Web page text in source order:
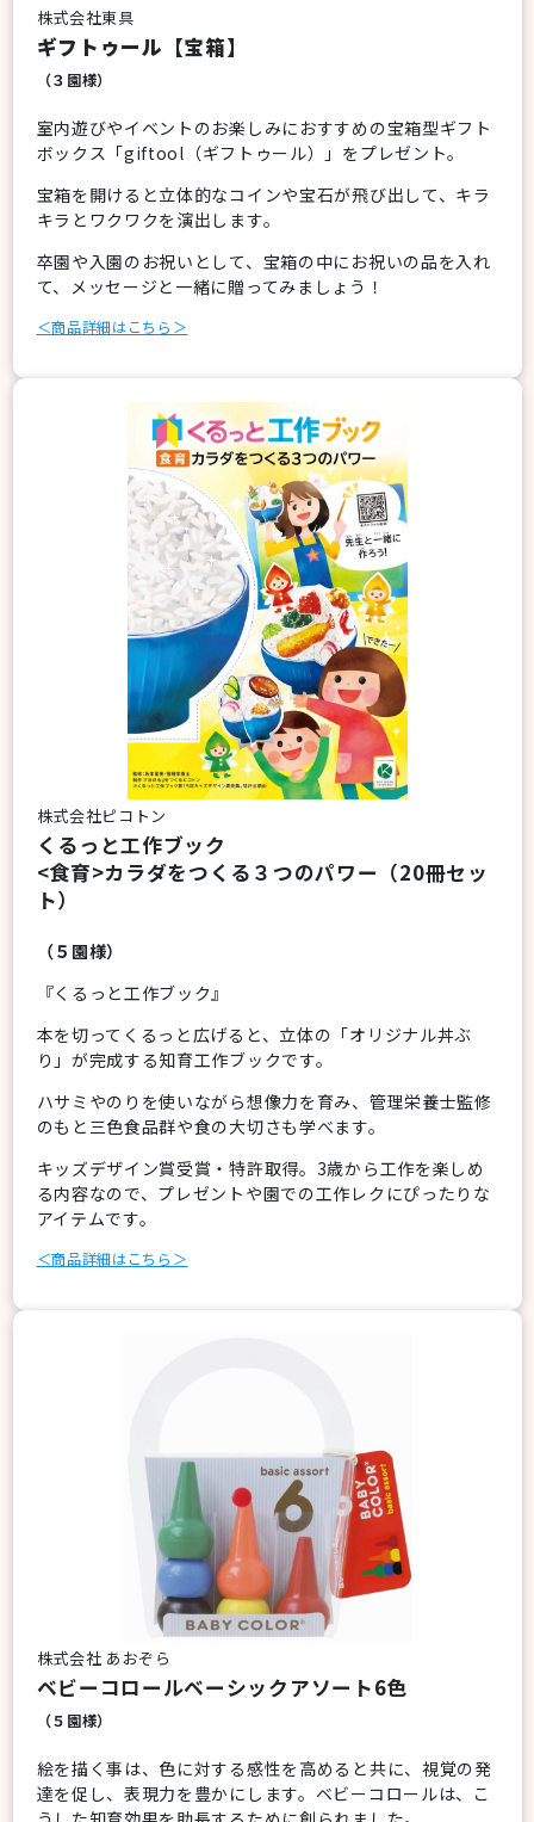
株式会社東具
ギフトゥール【宝箱】
（３園様）
室内遊びやイベントのお楽しみにおすすめの宝箱型ギフト
ボックス「giftool（ギフトゥール）」をプレゼント。
宝箱を開けると立体的なコインや宝石が飛び出して、キラ
キラとワクワクを演出します。
卒園や入園のお祝いとして、宝箱の中にお祝いの品を入れ
て、メッセージと一緒に贈ってみましょう！
＜商品詳細はこちら＞
株式会社ピコトン
くるっと工作ブック
<食育>カラダをつくる３つのパワー（20冊セッ
ト）
（５園様）
『くるっと工作ブック』
本を切ってくるっと広げると、立体の「オリジナル丼ぶ
り」が完成する知育工作ブックです。
ハサミやのりを使いながら想像力を育み、管理栄養士監修
のもと三色食品群や食の大切さも学べます。
キッズデザイン賞受賞・特許取得。3歳から工作を楽しめ
る内容なので、プレゼントや園での工作レクにぴったりな
アイテムです。
＜商品詳細はこちら＞
株式会社 あおぞら
ベビーコロールベーシックアソート6色
（５園様）
絵を描く事は、色に対する感性を高めると共に、視覚の発
達を促し、表現力を豊かにします。ベビーコロールは、こ